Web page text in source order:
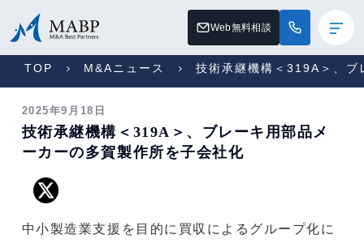
Web無料相談
TOP M&Aニュース 技術承継機構＜319A＞、ブ
2025年9月18日
技術承継機構＜319A＞、ブレーキ用部品メ
ーカーの多賀製作所を子会社化
中小製造業支援を目的に買収によるグループ化に